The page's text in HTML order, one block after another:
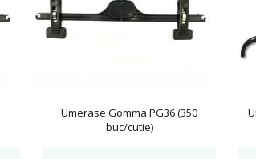
Umerase Gomma PG36 (350
buc/cutie)